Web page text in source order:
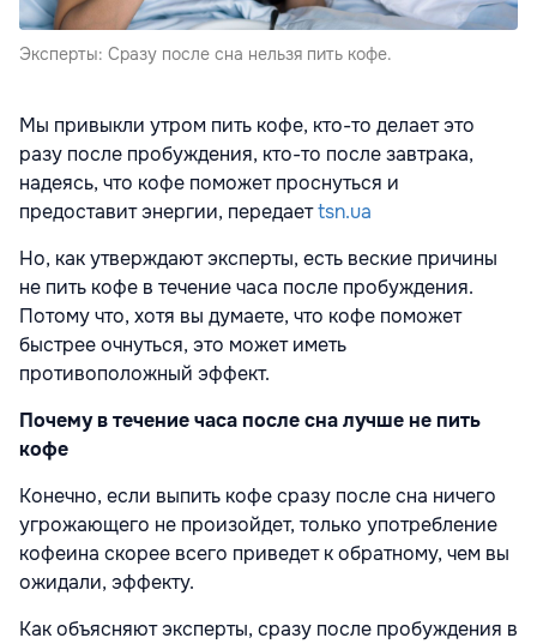
Эксперты: Сразу после сна нельзя пить кофе.
Мы привыкли утром пить кофе, кто-то делает это
разу после пробуждения, кто-то после завтрака,
надеясь, что кофе поможет проснуться и
предоставит энергии, передаетtsn.ua
Но, как утверждают эксперты, есть веские причины
не пить кофе в течение часа после пробуждения.
Потому что, хотя вы думаете, что кофе поможет
быстрее очнуться, это может иметь
противоположный эффект.
Почему в течение часа после сна лучше не пить
кофе
Конечно, если выпить кофе сразу после сна ничего
угрожающего не произойдет, только употребление
кофеина скорее всего приведет к обратному, чем вы
ожидали, эффекту.
Как объясняют эксперты, сразу после пробуждения в